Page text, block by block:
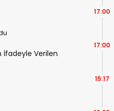
17:00
17:00
15:17